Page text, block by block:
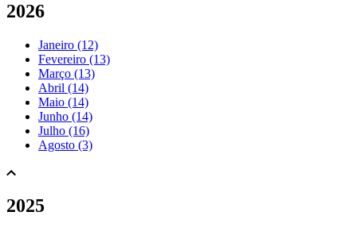
2026
Janeiro (12)
Fevereiro (13)
Março (13)
Abril (14)
Maio (14)
Junho (14)
Julho (16)
Agosto (3)
2025